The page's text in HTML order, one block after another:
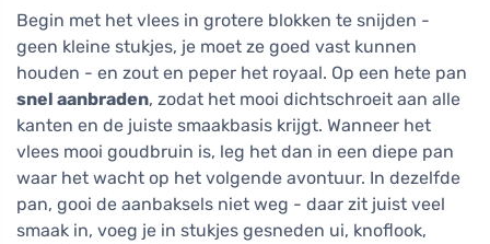
Begin met het vlees in grotere blokken te snijden -
geen kleine stukjes, je moet ze goed vast kunnen
houden - en zout en peper het royaal. Op een hete pan
snel aanbraden, zodat het mooi dichtschroeit aan alle
kanten en de juiste smaakbasis krijgt. Wanneer het
vlees mooi goudbruin is, leg het dan in een diepe pan
waar het wacht op het volgende avontuur. In dezelfde
pan, gooi de aanbaksels niet weg - daar zit juist veel
smaak in, voeg je in stukjes gesneden ui, knoflook,